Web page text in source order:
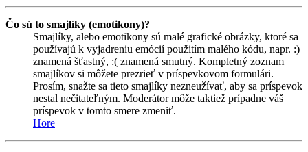
Čo sú to smajlíky (emotikony)?
Smajlíky, alebo emotikony sú malé grafické obrázky, ktoré sa
používajú k vyjadreniu emócií použitím malého kódu, napr. :)
znamená šťastný, :( znamená smutný. Kompletný zoznam
smajlíkov si môžete prezrieť v príspevkovom formulári.
Prosím, snažte sa tieto smajlíky nezneužívať, aby sa príspevok
nestal nečitateľným. Moderátor môže taktiež prípadne váš
príspevok v tomto smere zmeniť.
Hore